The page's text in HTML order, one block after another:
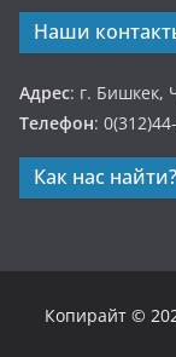
Наши
Адрес: г. Бишкек,
Телефон:
Как нас найти?
Копирайт ©